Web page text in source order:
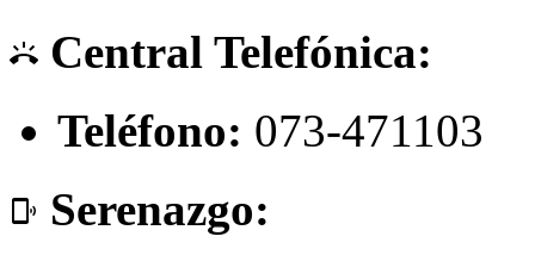
ring_volume Central Telefónica:
Teléfono: 073-471103
phonelink_ring Serenazgo: